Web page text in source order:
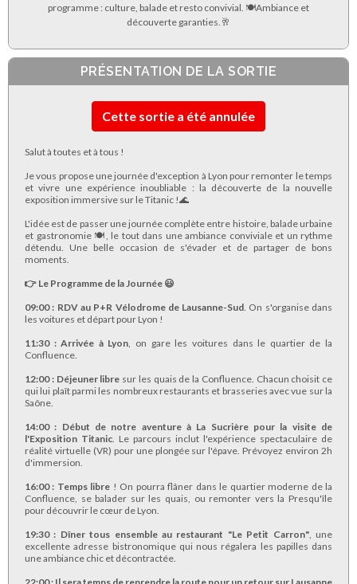
programme : culture, balade et resto convivial. 🍽Ambiance et
découverte garanties.🥂
PRÉSENTATION DE LA SORTIE
Cette sortie a été annulée
Salut à toutes et à tous !
​Je vous propose une journée d'exception à Lyon pour remonter le temps
et vivre une expérience inoubliable : la découverte de la nouvelle
exposition immersive sur le Titanic !🌊
​L'idée est de passer une journée complète entre histoire, balade urbaine
et gastronomie 🍽, le tout dans une ambiance conviviale et un rythme
détendu. Une belle occasion de s'évader et de partager de bons
moments.
​👉 Le Programme de la Journée 😃
09:00 : RDV au P+R Vélodrome de Lausanne-Sud . On s'organise dans
les voitures et départ pour Lyon !
​11:30 : Arrivée à Lyon , on gare les voitures dans le quartier de la
Confluence.
​12:00 : Déjeuner libre sur les quais de la Confluence. Chacun choisit ce
qui lui plaît parmi les nombreux restaurants et brasseries avec vue sur la
Saône.
​14:00 : Début de notre aventure à La Sucrière pour la visite de
l'Exposition Titanic . Le parcours inclut l'expérience spectaculaire de
réalité virtuelle (VR) pour une plongée sur l'épave. Prévoyez environ 2h
d'immersion.
​16:00 : Temps libre ! On pourra flâner dans le quartier moderne de la
Confluence, se balader sur les quais, ou remonter vers la Presqu'île
pour découvrir le cœur de Lyon.
​19:30 : Dîner tous ensemble au restaurant "Le Petit Carron", une
excellente adresse bistronomique qui nous régalera les papilles dans
une ambiance chic et décontractée.